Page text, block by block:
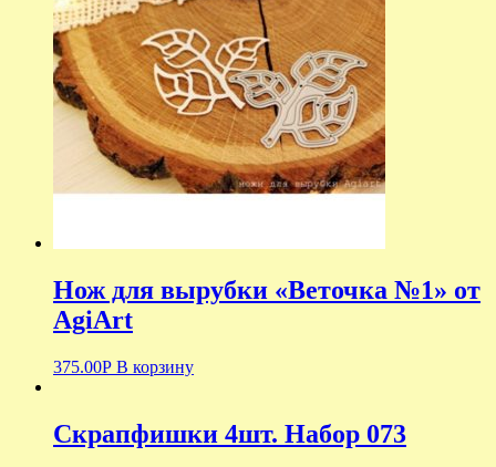
Нож для вырубки «Веточка №1» от
AgiArt
375.00Р В корзину
Скрапфишки 4шт. Набор 073